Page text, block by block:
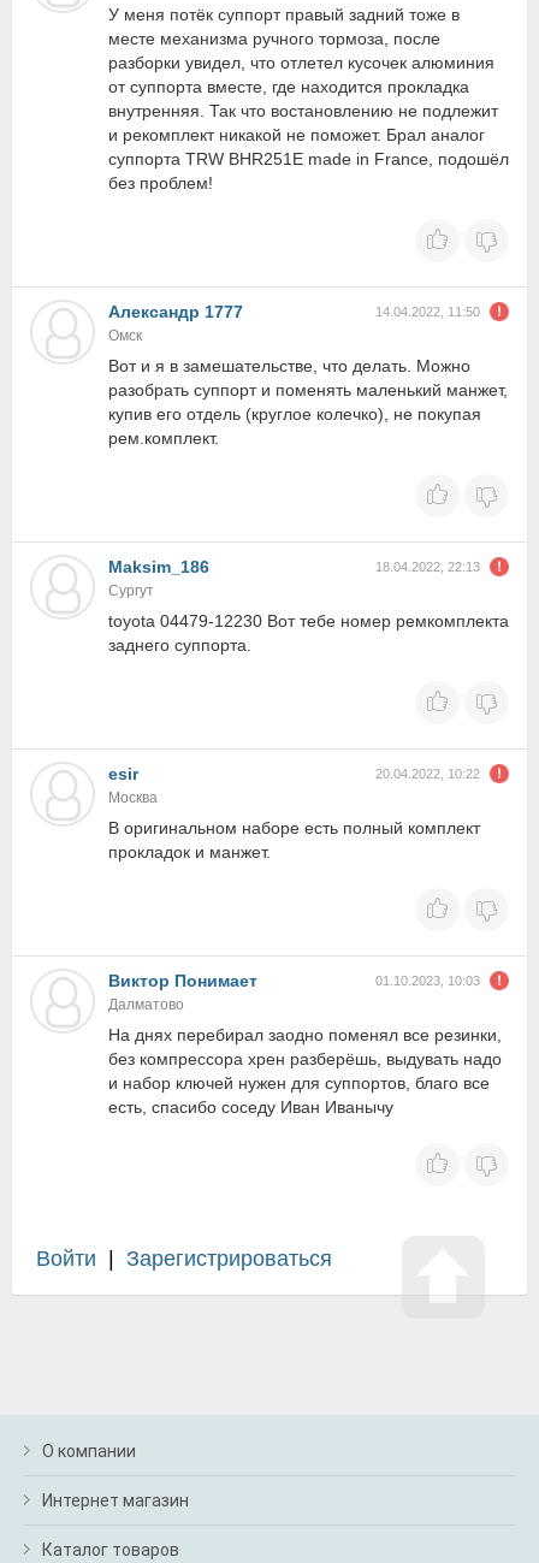
У меня потёк суппорт правый задний тоже в
месте механизма ручного тормоза, после
разборки увидел, что отлетел кусочек алюминия
от суппорта вместе, где находится прокладка
внутренняя. Так что востановлению не подлежит
и рекомплект никакой не поможет. Брал аналог
суппорта TRW BHR251E made in France, подошёл
без проблем!
Александр 1777 14.04.2022, 11:50
Омск
Вот и я в замешательстве, что делать. Можно
разобрать суппорт и поменять маленький манжет,
купив его отдель (круглое колечко), не покупая
рем.комплект.
Maksim_186 18.04.2022, 22:13
Сургут
toyota 04479-12230 Вот тебе номер ремкомплекта
заднего суппорта.
esir 20.04.2022, 10:22
Москва
В оригинальном наборе есть полный комплект
прокладок и манжет.
Виктор Понимает 01.10.2023, 10:03
Далматово
На днях перебирал заодно поменял все резинки,
без компрессора хрен разберёшь, выдувать надо
и набор ключей нужен для суппортов, благо все
есть, спасибо соседу Иван Иванычу
Войти Зарегистрироваться
О компании
Интернет магазин
Каталог товаров